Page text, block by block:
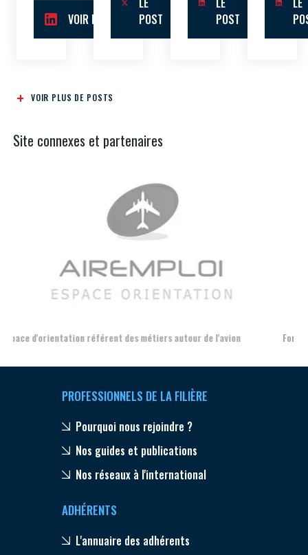
VOIR LE POST
POST
POST
VOIR PLUS DE POSTS
Site connexes et partenaires
Formation et l'insertion de personnes en situation de handicap
PROFESSIONNELS DE LA FILIÈRE
Pourquoi nous rejoindre ?
Nos guides et publications
Nos réseaux à l'international
ADHÉRENTS
L'annuaire des adhérents